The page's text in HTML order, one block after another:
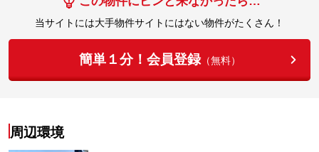
当サイトには大手物件サイトにはない物件がたくさん！
簡単１分！会員登録（無料）
周辺環境